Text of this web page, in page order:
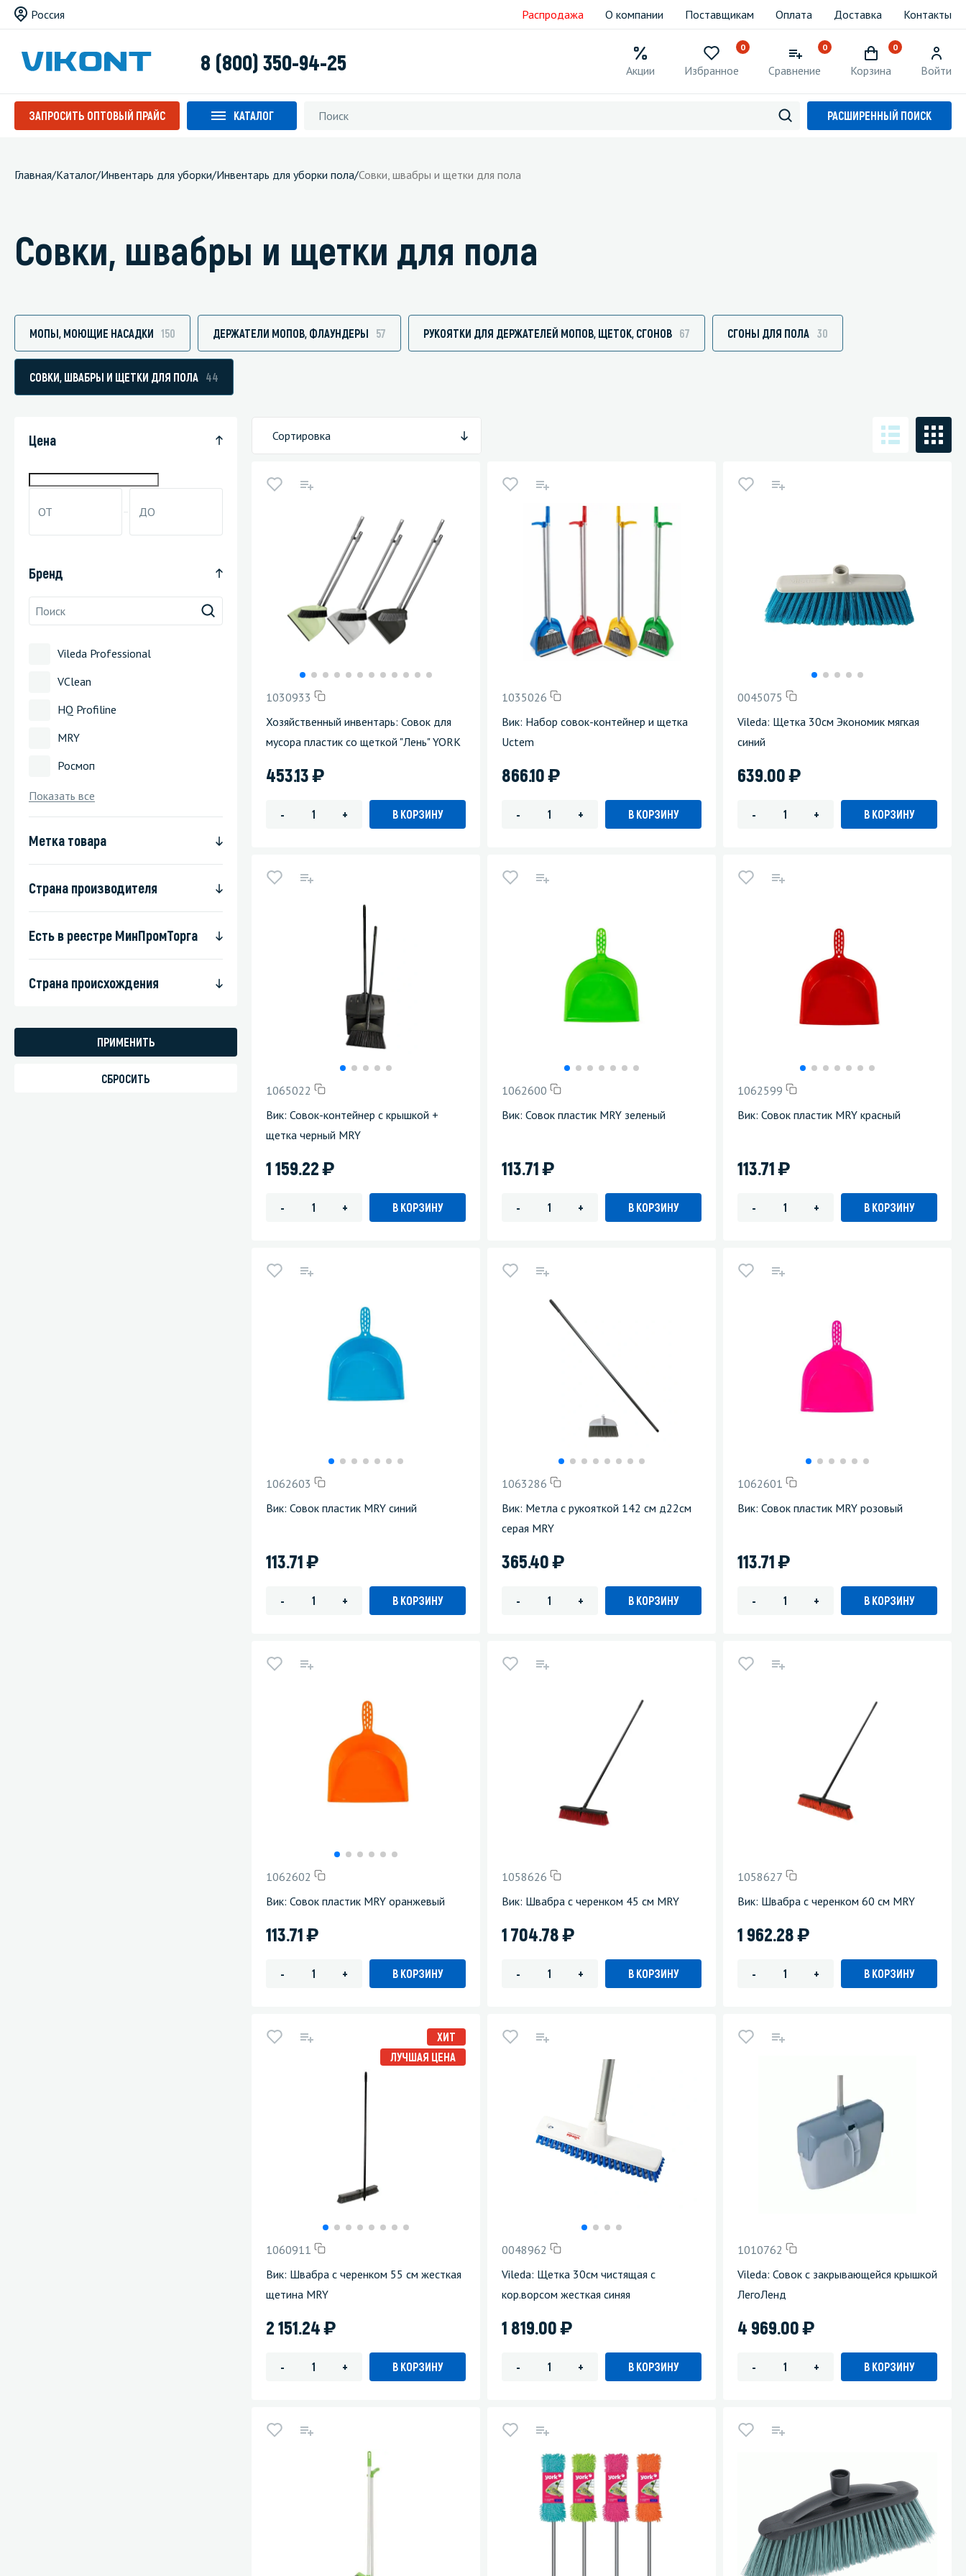
Россия Распродажа О компании Поставщикам Оплата Доставка Контакты
8 (800) 350-94-25 Акции
0
Избранное
0
Сравнение
0
Корзина Войти
ЗАПРОСИТЬ ОПТОВЫЙ ПРАЙС КАТАЛОГ
Средства для очистки бассейнов
Средства для очистки металлических
Средства для послестроительной уборки
Средства для удаления граффити и
пятноудалители
Средства для очистки ковров и мягкой мебели
Средства для очистки оборудования и грилей
Средства для посудомоечных машин
Средства для дезинфекции санузлов
Средства для мытья унитазов и сантехники
Средства для очистки полов и стен в санузлах
РАСШИРЕННЫЙ ПОИСК
Главная/Каталог/Инвентарь для уборки/Инвентарь для уборки пола/Совки, швабры и щетки для пола
Совки, швабры и щетки для пола
МОПЫ, МОЮЩИЕ НАСАДКИ 150 ДЕРЖАТЕЛИ МОПОВ, ФЛАУНДЕРЫ 57 РУКОЯТКИ ДЛЯ ДЕРЖАТЕЛЕЙ МОПОВ, ЩЕТОК, СГОНОВ 67 СГОНЫ ДЛЯ ПОЛА 30
СОВКИ, ШВАБРЫ И ЩЕТКИ ДЛЯ ПОЛА 44
Цена
Бренд
Vileda Professional
VClean
HQ Profiline
MRY
Росмоп
Показать все
Метка товара
Страна производителя
Есть в реестре МинПромТорга
Страна происхождения
Сортировка
1030933
Хозяйственный инвентарь: Совок для
мусора пластик со щеткой "Лень" YORK
453.13)
- + В КОРЗИНУ
1035026
Вик: Набор совок-контейнер и щетка
Uctem
866.10)
- + В КОРЗИНУ
0045075
Vileda: Щетка 30см Экономик мягкая
синий
639.00)
- + В КОРЗИНУ
1065022
Вик: Совок-контейнер с крышкой +
щетка черный MRY
1 159.22)
- + В КОРЗИНУ
1062600
Вик: Совок пластик MRY зеленый
113.71)
- + В КОРЗИНУ
1062599
Вик: Совок пластик MRY красный
113.71)
- + В КОРЗИНУ
1062603
Вик: Совок пластик MRY синий
113.71)
- + В КОРЗИНУ
1063286
Вик: Метла с рукояткой 142 см д22см
серая MRY
365.40)
- + В КОРЗИНУ
1062601
Вик: Совок пластик MRY розовый
113.71)
- + В КОРЗИНУ
1062602
Вик: Совок пластик MRY оранжевый
113.71)
- + В КОРЗИНУ
1058626
Вик: Швабра с черенком 45 см MRY
1 704.78)
- + В КОРЗИНУ
1058627
Вик: Швабра с черенком 60 см MRY
1 962.28)
- + В КОРЗИНУ
ХИТ
ЛУЧШАЯ ЦЕНА
1060911
Вик: Швабра с черенком 55 см жесткая
щетина MRY
2 151.24)
- + В КОРЗИНУ
0048962
Vileda: Щетка 30см чистящая с
кор.ворсом жесткая синяя
1 819.00)
- + В КОРЗИНУ
1010762
Vileda: Совок с закрывающейся крышкой
ЛегоЛенд
4 969.00)
- + В КОРЗИНУ